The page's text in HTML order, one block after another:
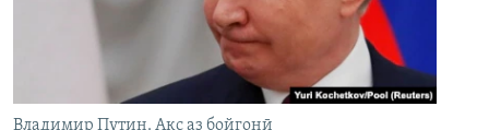
Владимир Путин. Акс аз бойгонӣ